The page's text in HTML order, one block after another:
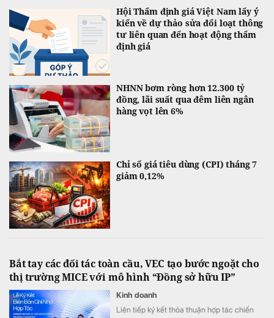
Hội Thẩm định giá Việt Nam lấy ý
kiến về dự thảo sửa đổi loạt thông
tư liên quan đến hoạt động thẩm
định giá
NHNN bơm ròng hơn 12.300 tỷ
đồng, lãi suất qua đêm liên ngân
hàng vọt lên 6%
Chỉ số giá tiêu dùng (CPI) tháng 7
giảm 0,12%
Bắt tay các đối tác toàn cầu, VEC tạo bước ngoặt cho
thị trường MICE với mô hình “Đồng sở hữu IP”
Kinh doanh
Liên tiếp ký kết thỏa thuận hợp tác chiến